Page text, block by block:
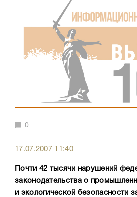
0
17.07.2007 11:40
Почти 42 тысячи нарушений
законодательства о
и экологической безопасности